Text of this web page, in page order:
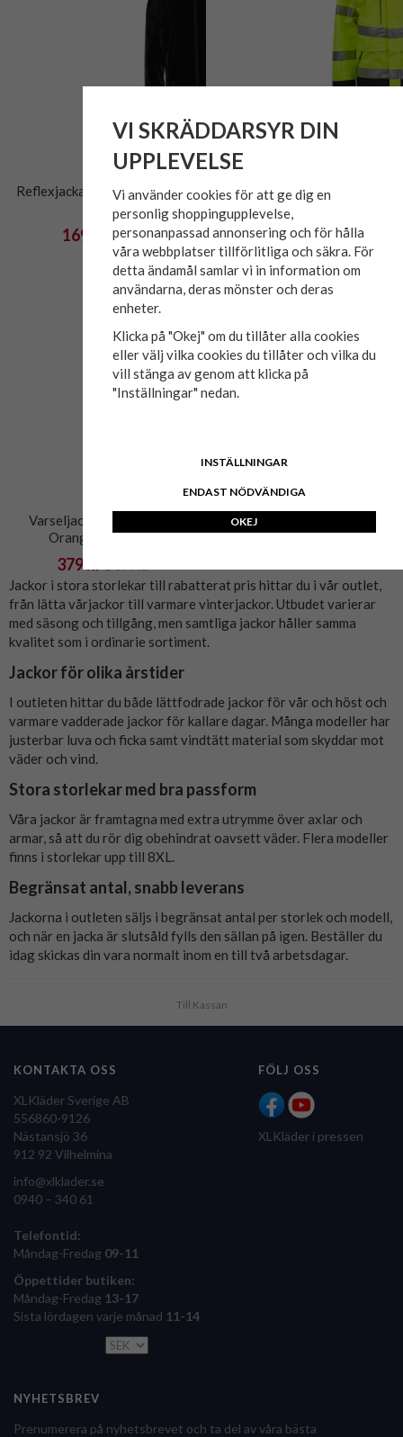
Reflexjacka Svart True North
169 kr 849 kr
Skaljacka Varsel ÅBO Ocean
1 146 kr1 910 kr
Varseljacka Marc & Mark
Orange 3XL-10XL
379 kr
Jackor i stora storlekar till rabatterat pris hittar du i vår outlet,
från lätta vårjackor till varmare vinterjackor. Utbudet varierar
med säsong och tillgång, men samtliga jackor håller samma
kvalitet som i ordinarie sortiment.
Jackor för olika årstider
I outleten hittar du både lättfodrade jackor för vår och höst och
varmare vadderade jackor för kallare dagar. Många modeller har
justerbar luva och ficka samt vindtätt material som skyddar mot
väder och vind.
Stora storlekar med bra passform
Våra jackor är framtagna med extra utrymme över axlar och
armar, så att du rör dig obehindrat oavsett väder. Flera modeller
finns i storlekar upp till 8XL.
Begränsat antal, snabb leverans
Jackorna i outleten säljs i begränsat antal per storlek och modell,
och när en jacka är slutsåld fylls den sällan på igen. Beställer du
idag skickas din vara normalt inom en till två arbetsdagar.
Till Kassan
KONTAKTA OSS
XLKläder Sverige AB
556860-9126
Nästansjö 36
912 92 Vilhelmina
info@xlklader.se
0940 – 340 61
Telefontid:
Måndag-Fredag 09-11
Öppettider butiken:
Måndag-Fredag 13-17
Sista lördagen varje månad 11-14
FÖLJ OSS
XLKläder i pressen
NYHETSBREV
Prenumerera på nyhetsbrevet och ta del av våra bästa
VI SKRÄDDARSYR DIN
UPPLEVELSE
Vi använder cookies för att ge dig en
personlig shoppingupplevelse,
personanpassad annonsering och för hålla
våra webbplatser tillförlitliga och säkra. För
detta ändamål samlar vi in information om
användarna, deras mönster och deras
enheter.
Klicka på "Okej" om du tillåter alla cookies
eller välj vilka cookies du tillåter och vilka du
vill stänga av genom att klicka på
"Inställningar" nedan.
INSTÄLLNINGAR
ENDAST NÖDVÄNDIGA
OKEJ